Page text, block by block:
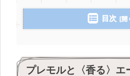
目次
プレモルと〈香る〉エ